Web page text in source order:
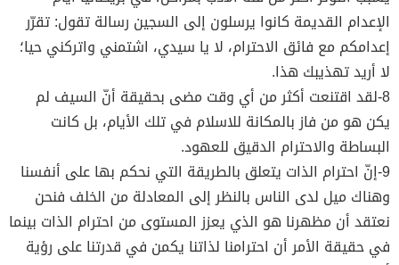
الإعدام القديمة كانوا يرسلون إلى السجين رسالة تقول: تقرّر
إعدامكم مع فائق الاحترام، لا يا سيدي، اشتمني واتركني حيا؛
لا أريد تهذيبك هذا.
8-لقد اقتنعت أكثر من أي وقت مضى بحقيقة أنّ السيف لم
يكن هو من فاز بالمكانة للاسلام في تلك الأيام، بل كانت
البساطة والاحترام الدقيق للعهود.
9-إنّ احترام الذات يتعلق بالطريقة التي نحكم بها على أنفسنا
وهناك ميل لدى الناس بالنظر إلى المعادلة من الخلف فنحن
نعتقد أن مظهرنا هو الذي يعزز المستوى من احترام الذات بينما
في حقيقة الأمر أن احترامنا لذاتنا يكمن في قدرتنا على رؤية